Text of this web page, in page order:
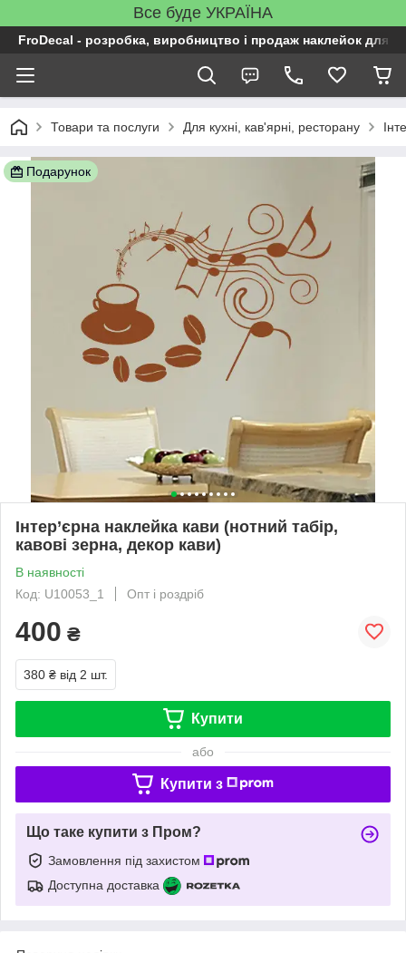
Все буде УКРАЇНА
FroDecal - розробка, виробництво і продаж наклейок для
Товари та послуги Для кухні, кав'ярні, ресторану
Подарунок
Інтер’єрна наклейка кави (нотний табір,
кавові зерна, декор кави)
В наявності
Код: U10053_1
Опт і роздріб
400 ₴
380 ₴ від 2 шт.
Купити
або
Купити з
Що таке купити з Пром?
Замовлення під захистом
Доступна доставка